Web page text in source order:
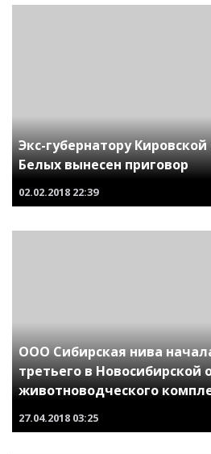
Экс-губернатору
Белых вынесен приговор
02.02.2018 22:39
ООО Сибирская нива
третьего в Новосибирской
животноводческого
27.04.2018 03:25